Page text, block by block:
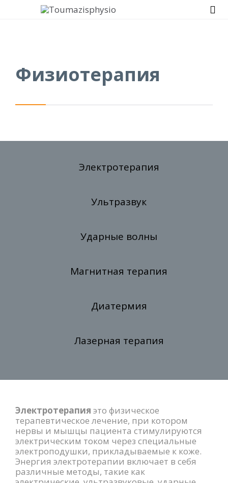

Физиотерапия
Электротерапия
Ультразвук
Ударные волны
Магнитная терапия
Диатермия
Лазерная терапия
Электротерапия это физическое
терапевтическое лечение, при котором
нервы и мышцы пациента стимулируются
электрическим током через специальные
электроподушки, прикладываемые к коже.
Энергия электротерапии включает в себя
различные методы, такие как